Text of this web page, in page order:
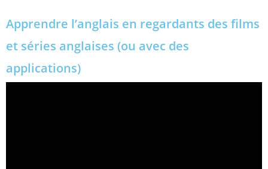
Apprendre l’anglais en regardants des films
et séries anglaises (ou avec des
applications)